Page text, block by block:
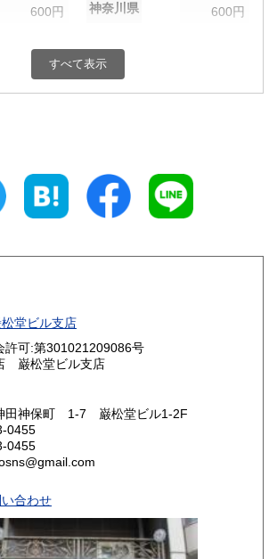
600円 神奈川県 600円
600円 富山県
600円 三重県
600円
600円 島根県
600円
600円
600円
600円 長崎県
すべて表示
堂ビル支店
許可:第301021209086号
巌松堂ビル支店
田神保町 1-7 巌松堂ビル1-2F
0455
0455
合わせ